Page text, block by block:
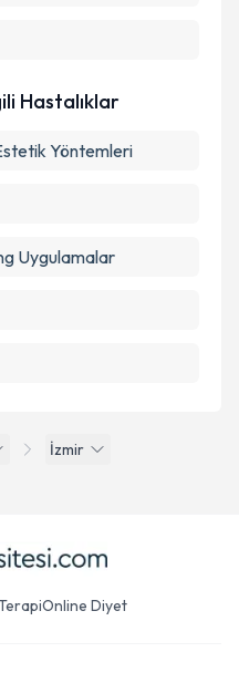
İzmir
Hastalıklar
Yöntemleri
Uygulamalar
Online Diyet